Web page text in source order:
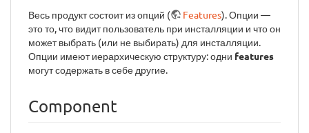
Весь продукт состоит из опций ( Features). Опции —
это то, что видит пользователь при инсталляции и что он
может выбрать (или не выбирать) для инсталляции.
Опции имеют иерархическую структуру: одни features
могут содержать в себе другие.
Component